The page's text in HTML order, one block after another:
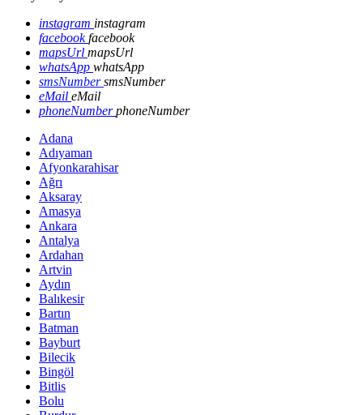
instagram instagram
facebookfacebook
mapsUrl mapsUrl
whatsApp whatsApp
smsNumbersmsNumber
eMail eMail
phoneNumberphoneNumber
Adana
Adıyaman
Afyonkarahisar
Ağrı
Aksaray
Amasya
Ankara
Antalya
Ardahan
Artvin
Aydın
Balıkesir
Bartın
Batman
Bayburt
Bilecik
Bingöl
Bitlis
Bolu